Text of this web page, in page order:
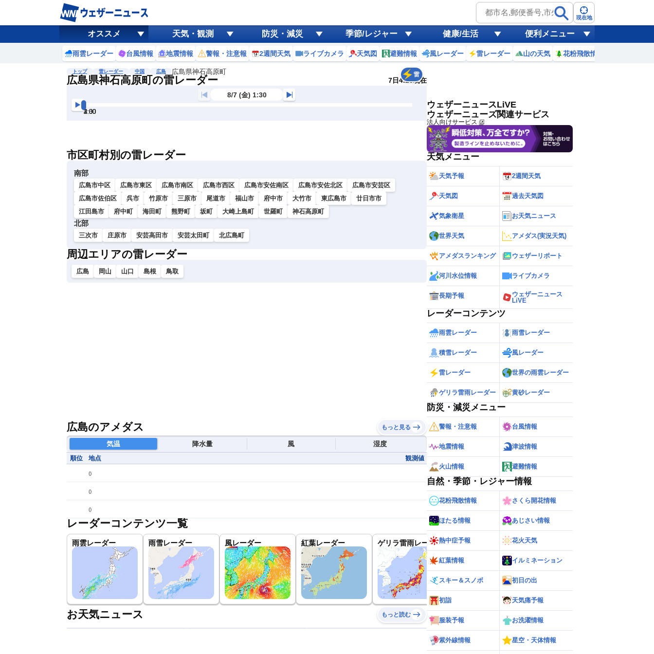
現在地
オススメ 天気・観測 防災・減災 季節/レジャー 健康/生活 便利メニュー
雨雲レーダー 台風情報 地震情報 警報・注意報 2週間天気 ライブカメラ 天気図 避難情報 風レーダー 雷レーダー 山の天気 花粉飛散情報
トップ 雷レーダー 中国 広島 広島県神石高原町
広島県神石高原町の雷レーダー 7日4:20現在
雷
風
黄砂
天気 台風
8/7 (金) 1:30
1:30
2:00
2:30
3:00
3:30
4:00
市区町村別の雷レーダー
南部
広島市中区 広島市東区 広島市南区 広島市西区 広島市安佐南区 広島市安佐北区
広島市安芸区
広島市佐伯区
呉市 竹原市 三原市 尾道市 福山市 府中市 大竹市 東広島市
廿日市市
江田島市
府中町 海田町 熊野町 坂町 大崎上島町 世羅町 神石高原町
北部
三次市 庄原市 安芸高田市 安芸太田町 北広島町
周辺エリアの雷レーダー
広島 岡山 山口 島根 鳥取
広島のアメダス もっと見る
気温 降水量 風 湿度
順位 地点 観測値
()
()
()
レーダーコンテンツ一覧
雨雲レーダー 雨雪レーダー 風レーダー 紅葉レーダー ゲリラ雷雨レーダー 世界の雨雲レーダー
お天気ニュース もっと読む
ウェザーニュースLiVE
ウェザーニューズ関連サービス
法人向けサービス
天気メニュー
天気予報 2週間天気
天気図 過去天気図
気象衛星 お天気ニュース
世界天気 アメダス(実況天気)
アメダスランキング ウェザーリポート
河川水位情報 ライブカメラ
長期予報
ウェザーニュース
LiVE
レーダーコンテンツ
雨雲レーダー 雨雪レーダー
積雪レーダー 風レーダー
雷レーダー 世界の雨雲レーダー
ゲリラ雷雨レーダー 黄砂レーダー
防災・減災メニュー
警報・注意報 台風情報
地震情報 津波情報
火山情報 避難情報
自然・季節・レジャー情報
花粉飛散情報 さくら開花情報
ほたる情報 あじさい情報
熱中症予報 花火天気
紅葉情報 イルミネーション
スキー＆スノボ 初日の出
初詣 天気痛予報
服装予報 お洗濯情報
紫外線情報 星空・天体情報